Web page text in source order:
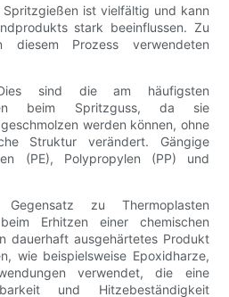
Spritzgießen ist vielfältig und kann
stark beeinflussen. Zu
Prozess verwendeten
sind die am häufigsten
beim Spritzguss, da sie
werden können, ohne
Struktur verändert. Gängige
(PE), Polypropylen (PP) und
zu Thermoplasten
Erhitzen einer chemischen
dauerhaft ausgehärtetes Produkt
wie beispielsweise Epoxidharze,
verwendet, die eine
und Hitzebeständigkeit